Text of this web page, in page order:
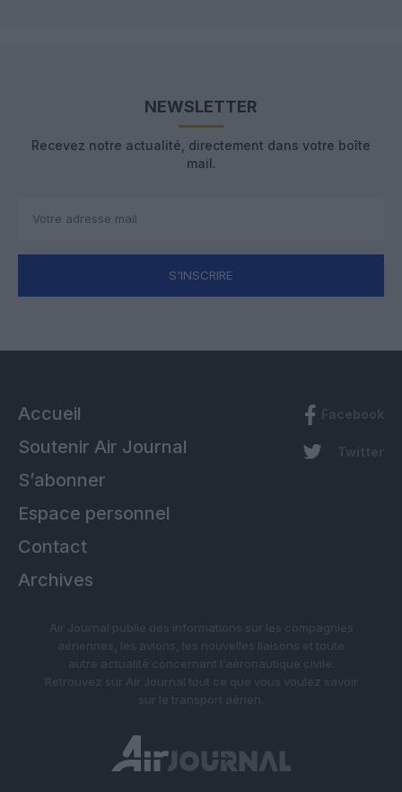
NEWSLETTER
Recevez notre actualité, directement dans votre boîte
mail.
S'INSCRIRE
Accueil
Soutenir Air Journal
S’abonner
Espace personnel
Contact
Archives